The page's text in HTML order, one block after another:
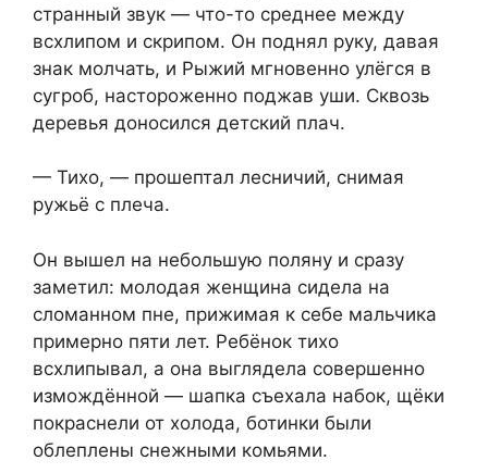
странный звук — что-то среднее между
всхлипом и скрипом. Он поднял руку, давая
знак молчать, и Рыжий мгновенно улёгся в
сугроб, настороженно поджав уши. Сквозь
деревья доносился детский плач.
— Тихо, — прошептал лесничий, снимая
ружьё с плеча.
Он вышел на небольшую поляну и сразу
заметил: молодая женщина сидела на
сломанном пне, прижимая к себе мальчика
примерно пяти лет. Ребёнок тихо
всхлипывал, а она выглядела совершенно
измождённой — шапка съехала набок, щёки
покраснели от холода, ботинки были
облеплены снежными комьями.